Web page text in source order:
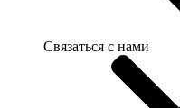
Связаться с нами